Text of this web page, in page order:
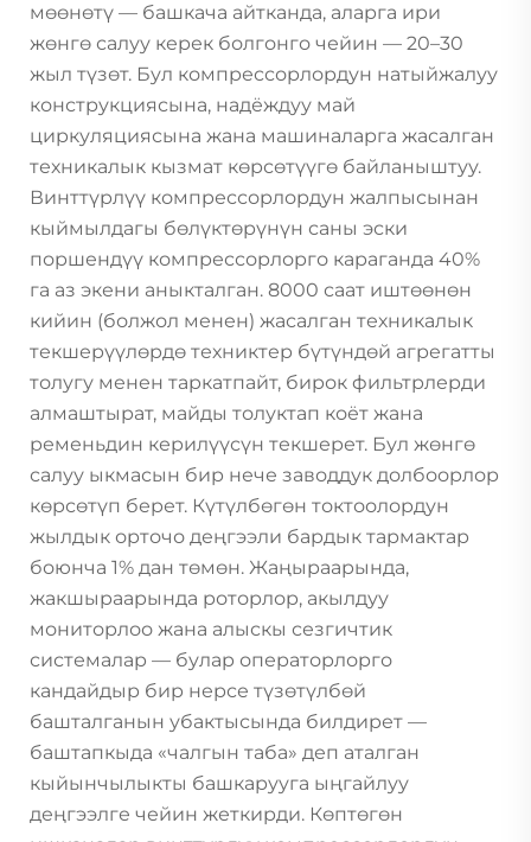
мөөнөтү — башкача айтканда, аларга ири
жөнгө салуу керек болгонго чейин — 20–30
жыл түзөт. Бул компрессорлордун натыйжалуу
конструкциясына, надёждуу май
циркуляциясына жана машиналарга жасалган
техникалык кызмат көрсөтүүгө байланыштуу.
Винттүрлүү компрессорлордун жалпысынан
кыймылдагы бөлүктөрүнүн саны эски
поршендүү компрессорлорго караганда 40%
га аз экени аныкталган. 8000 саат иштөөнөн
кийин (болжол менен) жасалган техникалык
текшерүүлөрдө техниктер бүтүндөй агрегатты
толугу менен таркатпайт, бирок фильтрлерди
алмаштырат, майды толуктап коёт жана
ременьдин керилүүсүн текшерет. Бул жөнгө
салуу ыкмасын бир нече заводдук долбоорлор
көрсөтүп берет. Күтүлбөгөн токтоолордун
жылдык орточо деңгээли бардык тармактар
боюнча 1% дан төмөн. Жаңыраарында,
жакшыраарында роторлор, акылдуу
мониторлоо жана алыскы сезгичтик
системалар — булар операторлорго
кандайдыр бир нерсе түзөтүлбөй
башталганын убактысында билдирет —
баштапкыда «чалгын таба» деп аталган
кыйынчылыкты башкарууга ыңгайлуу
деңгээлге чейин жеткирди. Көптөгөн